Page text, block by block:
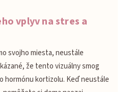
vplyv na stres a
svojho miesta, neustále
že tento vizuálny smog
hormónu kortizolu. Keď neustále